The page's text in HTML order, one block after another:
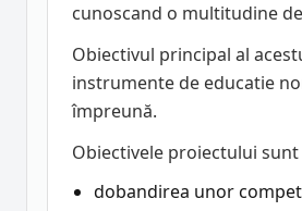
cunoscand o multitudine
Obiectivul principal al
instrumente de educatie
împreună.
Obiectivele proiectului
dobandirea unor